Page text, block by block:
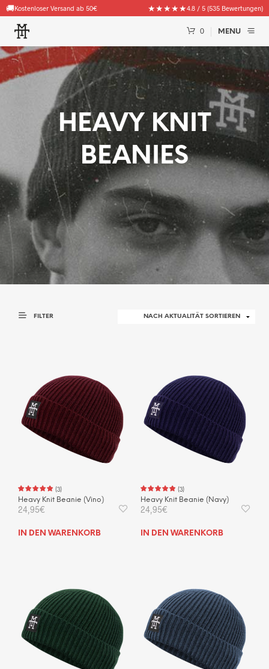
🚚Kostenloser Versand ab 50€ ★★★★★4.8 / 5 (535 Bewertungen)
0 MENU
HEAVY KNIT
BEANIES
FILTER
(3)
Heavy Knit Beanie (Vino)
24,95€
IN DEN WARENKORB
(3)
Heavy Knit Beanie (Navy)
24,95€
IN DEN WARENKORB